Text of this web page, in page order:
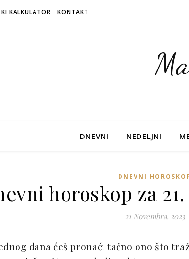
KALKULATOR KONTAKT
DNEVNI NEDELJNI
DNEVNI
horoskop za
21 Novembra, 2023
dana ćeš pronaći tačno ono što